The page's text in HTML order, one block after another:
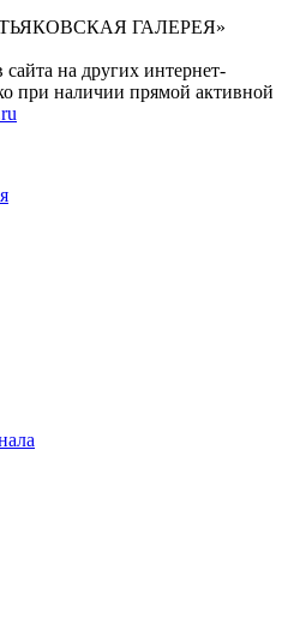
ГАЛЕРЕЯ»
на других интернет-
при наличии прямой активной